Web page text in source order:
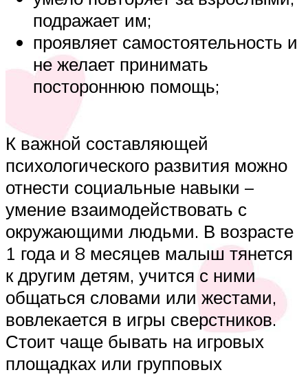
подражает им;
проявляет самостоятельность и
не желает принимать
постороннюю помощь;
К важной составляющей
психологического развития можно
отнести социальные навыки –
умение взаимодействовать с
окружающими людьми. В возрасте
1 года и 8 месяцев малыш тянется
к другим детям, учится с ними
общаться словами или жестами,
вовлекается в игры сверстников.
Стоит чаще бывать на игровых
площадках или групповых